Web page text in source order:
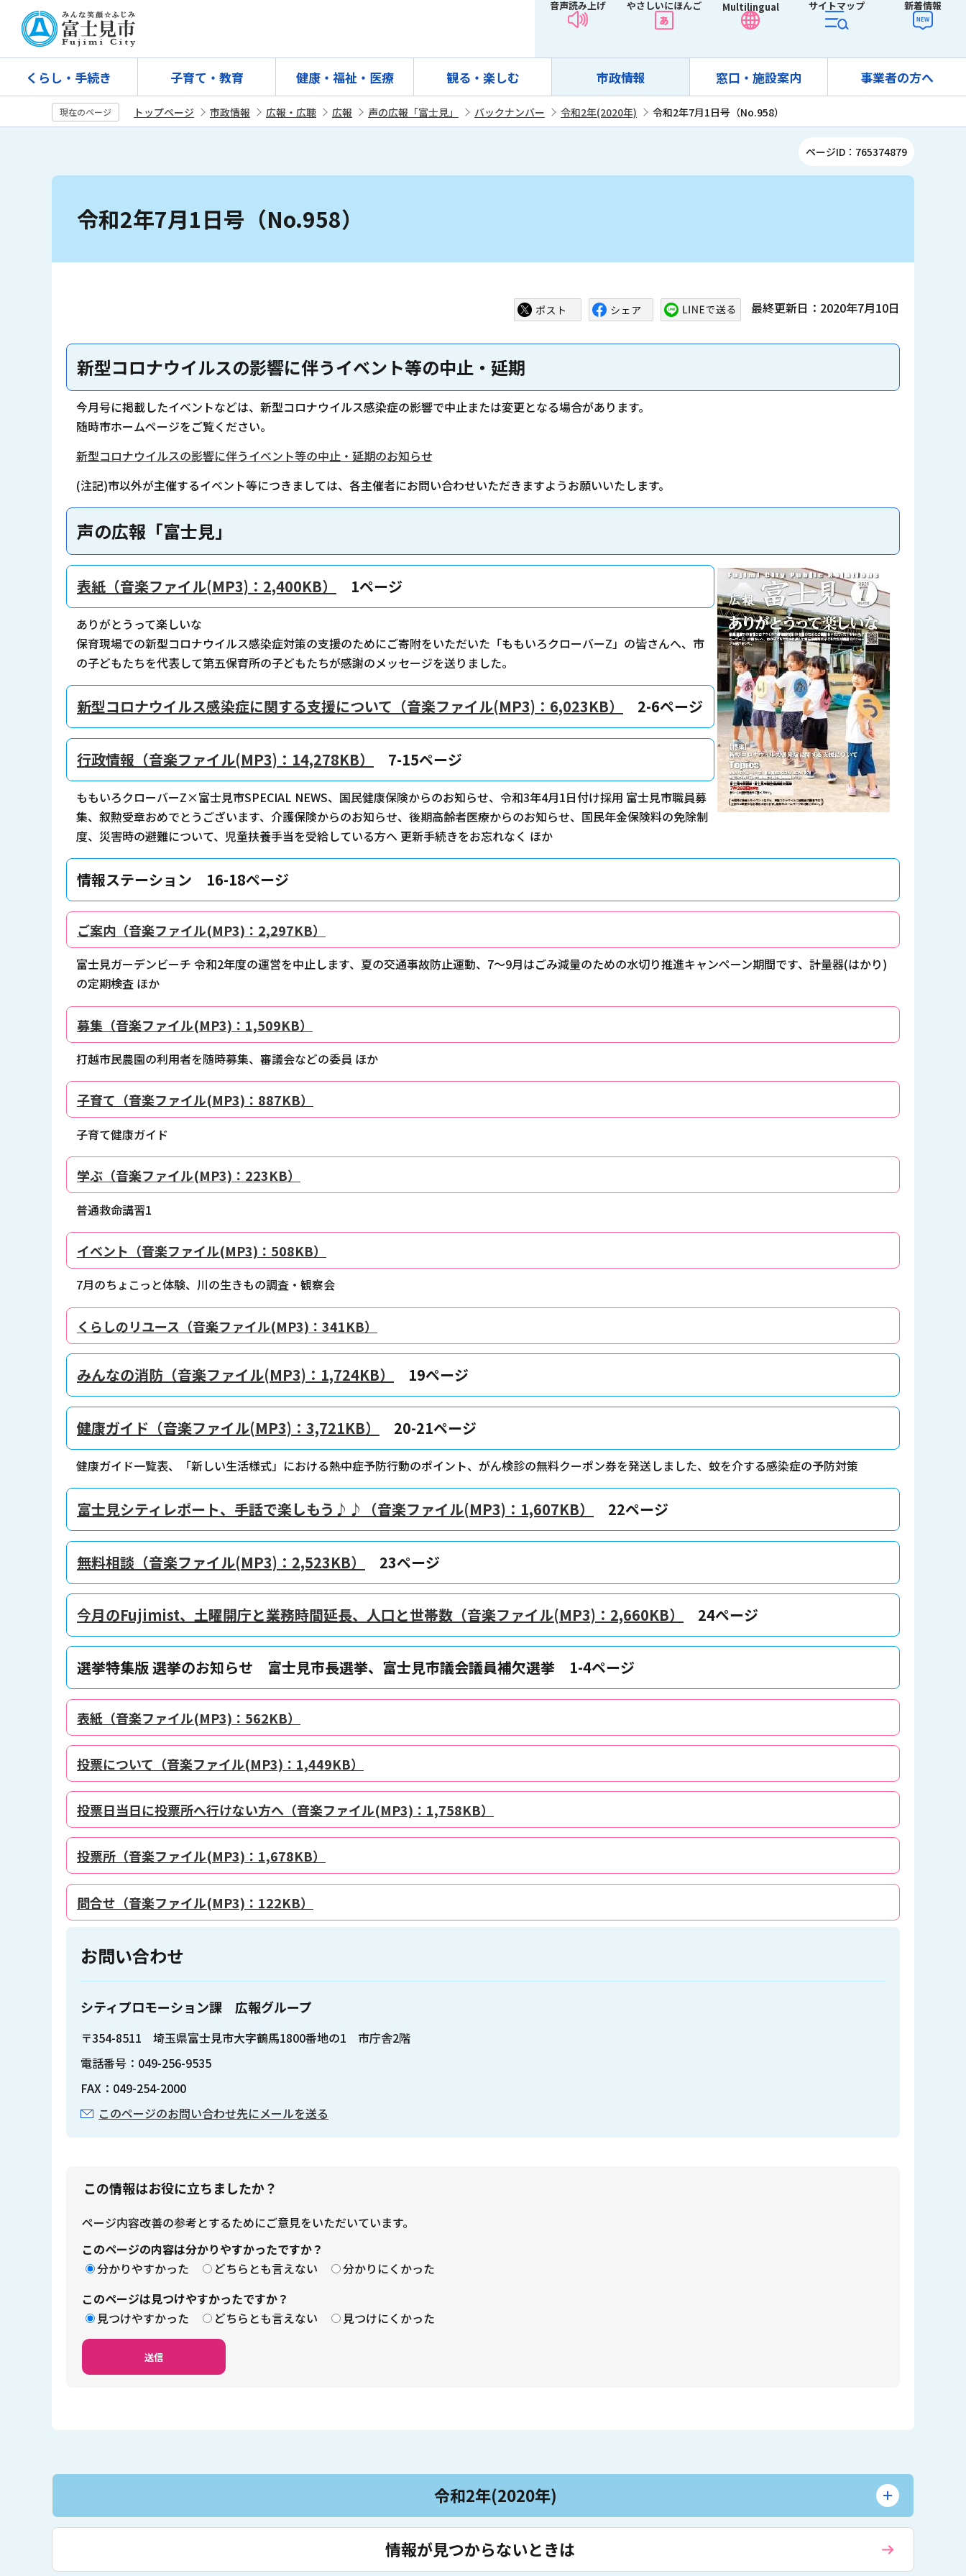
先
音声読み上げ やさしいにほんご Multilingual サイトマップ 新着情報
くらし・手続き 子育て・教育 健康・福祉・医療 観る・楽しむ 市政情報 窓口・施設案内 事業者の方へ
現在のページ トップページ 市政情報 広報・広聴 広報 声の広報「富士見」 バックナンバー 令和2年(2020年) 令和2年7月1日号（No.958）
ページID：765374879
令和2年7月1日号（No.958）
最終更新日：2020年7月10日
新型コロナウイルスの影響に伴うイベント等の中止・延期
今月号に掲載したイベントなどは、新型コロナウイルス感染症の影響で中止または変更となる場合があります。
随時市ホームページをご覧ください。
新型コロナウイルスの影響に伴うイベント等の中止・延期のお知らせ
(注記)市以外が主催するイベント等につきましては、各主催者にお問い合わせいただきますようお願いいたします。
声の広報「富士見」
表紙（音楽ファイル(MP3)：2,400KB） 1ページ
ありがとうって楽しいな
保育現場での新型コロナウイルス感染症対策の支援のためにご寄附をいただいた「ももいろクローバーZ」の皆さんへ、市
の子どもたちを代表して第五保育所の子どもたちが感謝のメッセージを送りました。
新型コロナウイルス感染症に関する支援について（音楽ファイル(MP3)：6,023KB） 2-6ページ
行政情報（音楽ファイル(MP3)：14,278KB） 7-15ページ
ももいろクローバーZ×富士見市SPECIAL NEWS、国民健康保険からのお知らせ、令和3年4月1日付け採用 富士見市職員募
集、叙勲受章おめでとうございます、介護保険からのお知らせ、後期高齢者医療からのお知らせ、国民年金保険料の免除制
度、災害時の避難について、児童扶養手当を受給している方へ 更新手続きをお忘れなく ほか
情報ステーション 16-18ページ
ご案内（音楽ファイル(MP3)：2,297KB）
富士見ガーデンビーチ 令和2年度の運営を中止します、夏の交通事故防止運動、7～9月はごみ減量のための水切り推進キャンペーン期間です、計量器(はかり)
の定期検査 ほか
募集（音楽ファイル(MP3)：1,509KB）
打越市民農園の利用者を随時募集、審議会などの委員 ほか
子育て（音楽ファイル(MP3)：887KB）
子育て健康ガイド
学ぶ（音楽ファイル(MP3)：223KB）
普通救命講習1
イベント（音楽ファイル(MP3)：508KB）
7月のちょこっと体験、川の生きもの調査・観察会
くらしのリユース（音楽ファイル(MP3)：341KB）
みんなの消防（音楽ファイル(MP3)：1,724KB） 19ページ
健康ガイド（音楽ファイル(MP3)：3,721KB） 20-21ページ
健康ガイド一覧表、「新しい生活様式」における熱中症予防行動のポイント、がん検診の無料クーポン券を発送しました、蚊を介する感染症の予防対策
富士見シティレポート、手話で楽しもう♪♪（音楽ファイル(MP3)：1,607KB） 22ページ
無料相談（音楽ファイル(MP3)：2,523KB） 23ページ
今月のFujimist、土曜開庁と業務時間延長、人口と世帯数（音楽ファイル(MP3)：2,660KB） 24ページ
選挙特集版 選挙のお知らせ 富士見市長選挙、富士見市議会議員補欠選挙 1-4ページ
表紙（音楽ファイル(MP3)：562KB）
投票について（音楽ファイル(MP3)：1,449KB）
投票日当日に投票所へ行けない方へ（音楽ファイル(MP3)：1,758KB）
投票所（音楽ファイル(MP3)：1,678KB）
問合せ（音楽ファイル(MP3)：122KB）
お問い合わせ
シティプロモーション課 広報グループ
〒354-8511 埼玉県富士見市大字鶴馬1800番地の1 市庁舎2階
電話番号：049-256-9535
FAX：049-254-2000
このページのお問い合わせ先にメールを送る
この情報はお役に立ちましたか？
ページ内容改善の参考とするためにご意見をいただいています。
このページの内容は分かりやすかったですか？
分かりやすかった
どちらとも言えない
分かりにくかった
このページは見つけやすかったですか？
見つけやすかった
どちらとも言えない 見つけにくかった
令和2年(2020年)
情報が見つからないときは